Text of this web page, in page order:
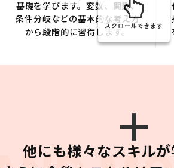
基礎を学びます。変数、関数、
条件分岐などの基本的な考え方
から段階的に習得します。
スクロールできます
他にも様々なスキルが